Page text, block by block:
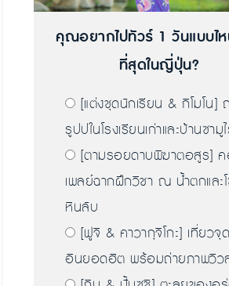
คุณอยากไปทัวร์ 1 วันแบบไ
ที่สุดในญี่ปุ่น?
[แต่งชุดนักเรียน & กิโมโน]
รูปปในโรงเรียนเก่าและบ้านซามู
[ตามรอยดาบพิฆาตอสูร]
เพลย์ฉากฝึกวิชา ณ น้ำตกและ
หินลับ
[ฟูจิ & คาวากุจิโกะ] เที่ยวจุ
อินยอดฮิต พร้อมถ่ายภาพวิว